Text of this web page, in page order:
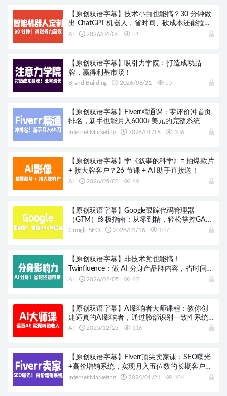
【原创双语字幕】技术小白也能搞？30 分钟做
出 ChatGPT 机器人，省时间、砍成本还能拉生
意！
AI 2026/04/06 81
【原创双语字幕】吸引力学院：打造成功品
牌，赢得利基市场！
Brand Building 2026/06/21 55
【原创双语字幕】Fiverr精通课：零评价冲首页
排名，新手也能月入6000+美元的完整系统
Internet Marketing 2026/01/18 106
【原创双语字幕】学《叙事的科学》= 拍爆款片
+ 接大牌客户？26 节课 + AI 助手直接送！
AI 2026/05/03 69
【原创双语字幕】Google跟踪代码管理器
（GTM）终极指南：从零到精，轻松掌控GA4
与高级追踪
Google SEO 2026/01/16 107
【原创双语字幕】非技术党也能搞！
Twinfluence：做 AI 分身产品牌内容，省时间还
能带货
AI 2026/02/05 67
【原创双语字幕】AI影响者大师课程：教你创
建逼真的AI影响者，通过脸部识别一致性系统
匿名赚取passive income！ 打造逼真AI角色，实
AI 2025/12/23 116
【原创双语字幕】Fiverr顶尖卖家课：SEO曝光
+高价增销系统，实现月入五位数的长期客户战
略
Internet Marketing 2026/01/21 104